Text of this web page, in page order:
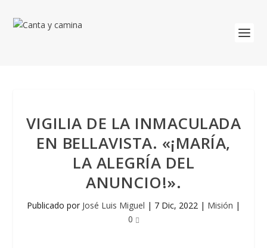
VIGILIA DE LA INMACULADA
EN BELLAVISTA. «¡MARÍA,
LA ALEGRÍA DEL
ANUNCIO!».
Publicado por José Luis Miguel | 7 Dic, 2022 | Misión |
0